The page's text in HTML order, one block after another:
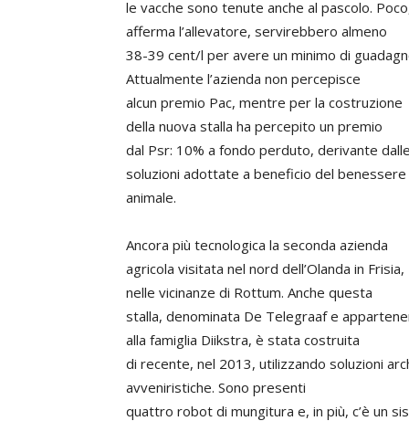
le vacche sono tenute anche al pascolo.
afferma l’allevatore, servirebbero almeno
38-39 cent/l per avere un minimo di
Attualmente l’azienda non percepisce
alcun premio Pac, mentre per la costruzione
della nuova stalla ha percepito un premio
dal Psr: 10% a fondo perduto, derivante dalle
soluzioni adottate a beneficio del benessere
animale.
Ancora più tecnologica la seconda azienda
agricola visitata nel nord dell’Olanda in Frisia,
nelle vicinanze di Rottum. Anche questa
stalla, denominata De Telegraaf e
alla famiglia Diikstra, è stata costruita
di recente, nel 2013, utilizzando soluzioni
avveniristiche. Sono presenti
quattro robot di mungitura e, in più, c’è un